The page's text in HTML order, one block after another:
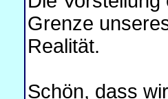
Grenze
Realität.
Schön, dass